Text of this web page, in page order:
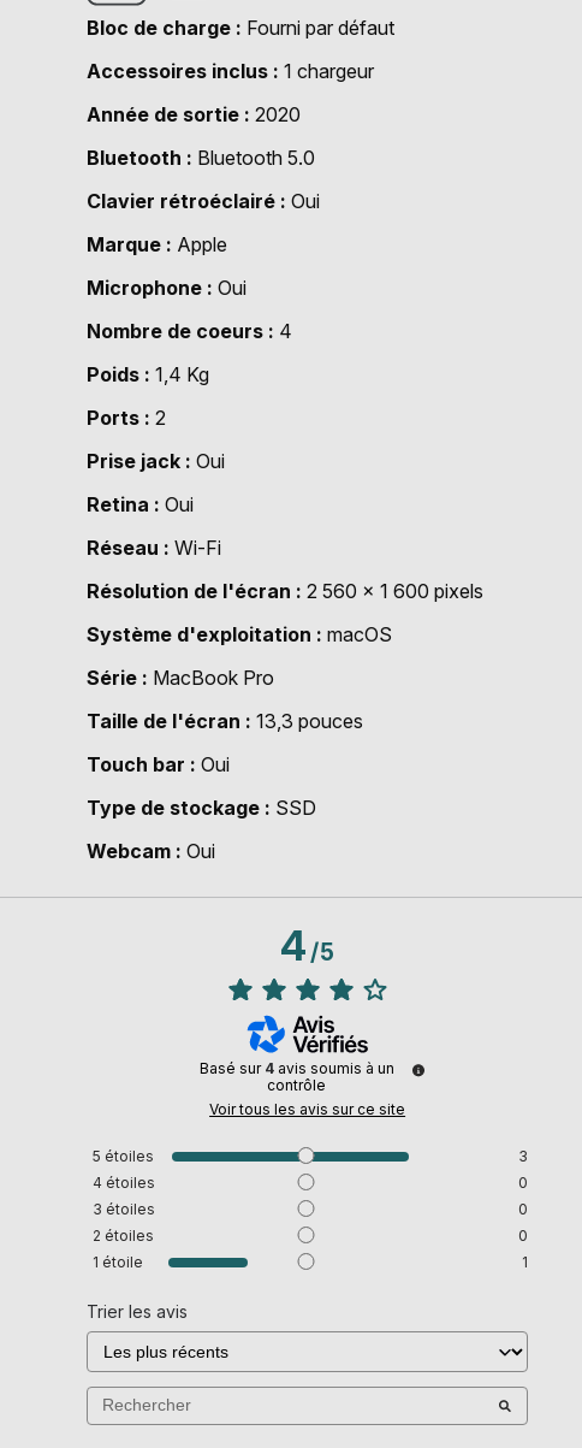
Bloc de charge
Fourni par défaut
Accessoires inclus
1 chargeur
Année de sortie
2020
Bluetooth
Bluetooth 5.0
Clavier rétroéclairé
Oui
Marque
Apple
Microphone
Oui
Nombre de coeurs
4
Poids
1,4 Kg
Ports
2
Prise jack
Oui
Retina
Oui
Réseau
Wi-Fi
Résolution de l'écran
2 560 x 1 600 pixels
Système d'exploitation
macOS
Série
MacBook Pro
Taille de l'écran
13,3 pouces
Touch bar
Oui
Type de stockage
SSD
Webcam
Oui
4/5
Basé sur 4 avis soumis à un
contrôle
Voir tous les avis sur ce site
5 étoiles
3
4 étoiles
0
3 étoiles
0
2 étoiles
0
1 étoile 1
Trier les avis